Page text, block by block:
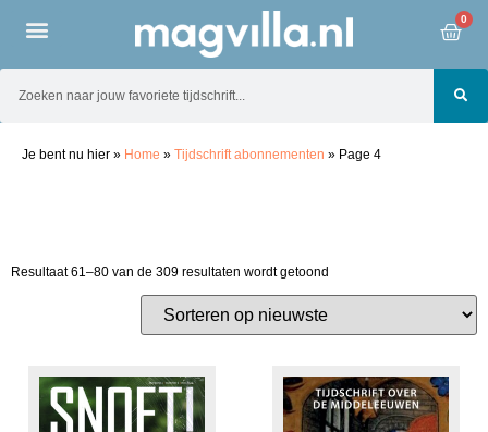
0
Je bent nu hier » Home » Tijdschrift abonnementen » Page 4
Resultaat 61–80 van de 309 resultaten wordt getoond